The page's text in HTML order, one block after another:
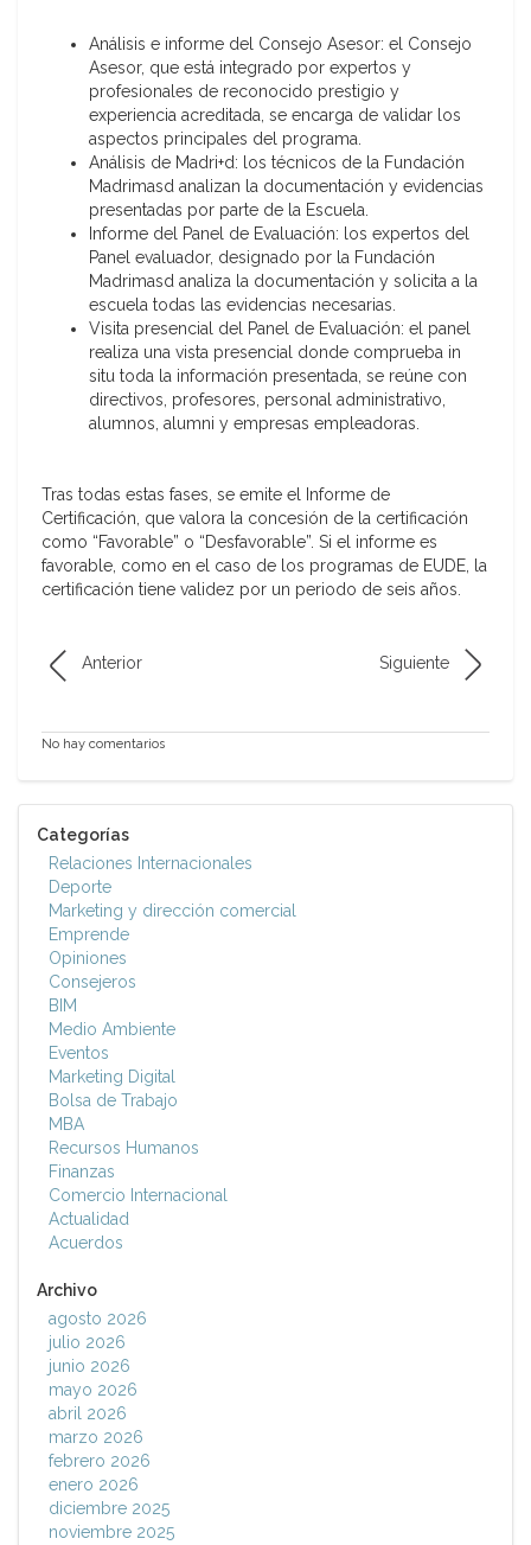
Análisis e informe del Consejo Asesor: el Consejo
Asesor, que está integrado por expertos y
profesionales de reconocido prestigio y
experiencia acreditada, se encarga de validar los
aspectos principales del programa.
Análisis de Madri+d: los técnicos de la Fundación
Madrimasd analizan la documentación y evidencias
presentadas por parte de la Escuela.
Informe del Panel de Evaluación: los expertos del
Panel evaluador, designado por la Fundación
Madrimasd analiza la documentación y solicita a la
escuela todas las evidencias necesarias.
Visita presencial del Panel de Evaluación: el panel
realiza una vista presencial donde comprueba in
situ toda la información presentada, se reúne con
directivos, profesores, personal administrativo,
alumnos, alumni y empresas empleadoras.
Tras todas estas fases, se emite el Informe de
Certificación, que valora la concesión de la certificación
como “Favorable” o “Desfavorable”. Si el informe es
favorable, como en el caso de los programas de EUDE, la
certificación tiene validez por un periodo de seis años.
Anterior Siguiente
No hay comentarios
Categorías
Relaciones Internacionales
Deporte
Marketing y dirección comercial
Emprende
Opiniones
Consejeros
BIM
Medio Ambiente
Eventos
Marketing Digital
Bolsa de Trabajo
MBA
Recursos Humanos
Finanzas
Comercio Internacional
Actualidad
Acuerdos
Archivo
agosto 2026
julio 2026
junio 2026
mayo 2026
abril 2026
marzo 2026
febrero 2026
enero 2026
diciembre 2025
noviembre 2025